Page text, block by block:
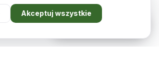
Doradzę Ci mebel
Akceptuj wszystkie